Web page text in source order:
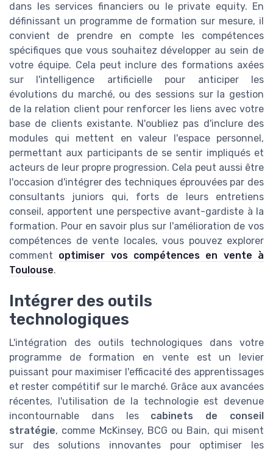
dans les services financiers ou le private equity. En
définissant un programme de formation sur mesure, il
convient de prendre en compte les compétences
spécifiques que vous souhaitez développer au sein de
votre équipe. Cela peut inclure des formations axées
sur l'intelligence artificielle pour anticiper les
évolutions du marché, ou des sessions sur la gestion
de la relation client pour renforcer les liens avec votre
base de clients existante. N'oubliez pas d'inclure des
modules qui mettent en valeur l'espace personnel,
permettant aux participants de se sentir impliqués et
acteurs de leur propre progression. Cela peut aussi être
l'occasion d'intégrer des techniques éprouvées par des
consultants juniors qui, forts de leurs entretiens
conseil, apportent une perspective avant-gardiste à la
formation. Pour en savoir plus sur l'amélioration de vos
compétences de vente locales, vous pouvez explorer
comment optimiser vos compétences en vente à
Toulouse.
Intégrer des outils
technologiques
L'intégration des outils technologiques dans votre
programme de formation en vente est un levier
puissant pour maximiser l'efficacité des apprentissages
et rester compétitif sur le marché. Grâce aux avancées
récentes, l'utilisation de la technologie est devenue
incontournable dans les cabinets de conseil
stratégie, comme McKinsey, BCG ou Bain, qui misent
sur des solutions innovantes pour optimiser les